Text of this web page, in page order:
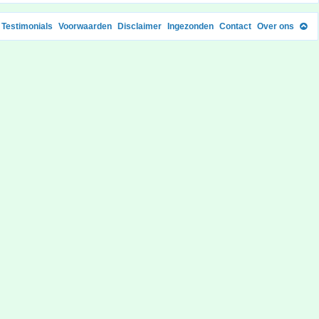
Testimonials Voorwaarden Disclaimer Ingezonden Contact Over ons